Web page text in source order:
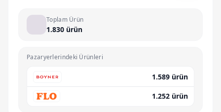
Toplam Ürün
1.830 ürün
Pazaryerlerindeki Ürünleri
1.589 ürün
1.252 ürün